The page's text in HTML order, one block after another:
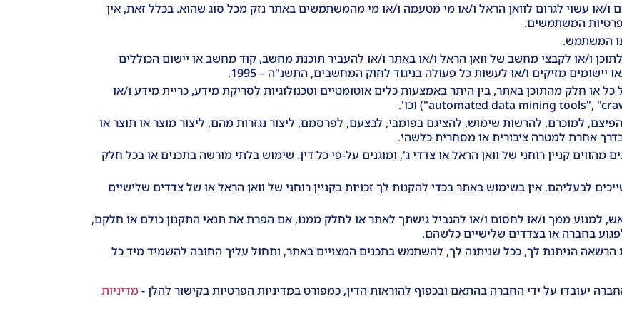
ו/או עשוי לגרום לוואן הראל ו/או מי מטעמה ו/או מי מהמשתמשים באתר נזק מכל סוג שהוא. בכלל זאת, אין
המשתמשים.
המשתמש.
ו/או לקבצי מחשב של וואן הראל ו/או באתר ו/או להעביר תוכנת מחשב, קוד מחשב או יישום הכוללים
יישומים מזיקים ו/או לעשות כל פעולה בניגוד לחוק המחשבים, התשנ"ה – 1995.
או חלק מהתוכן באתר, בין היתר באמצעות כלים אוטומטיים וטכנולוגיות לסריקת מידע, כריית מידע ו/או
למוכרם, להרשות שימוש, להציגם בפומבי, לבצעם, לפרסמם, ליצור נגזרות מהם, ליצור מוצר או תוצר או
אחרת למטרה ציבורית או מסחרית כלשהי.
קניין רוחני של וואן הראל או צדדי ג', ומוגנים על-פי כל דין. שימוש בלתי מורשה בתכנים או בכל חלק
לבעליהם. אין בשימוש באתר בכדי להקנות לך זכויות בקניין רוחני של וואן הראל או של צדדים שלישיים
למנוע ממך ו/או לחסום ו/או להגביל גישתך לאתר או לחלק ממנו, אם הפרת את תנאי התקנון כולם או חלקם,
בחברה או בצדדים שלישיים כלשהם.
הניתנת לך, ככל שניתנה לך, להשתמש בתכנים המצויים באתר, ותחול עליך החובה להשמיד מיד כל
יעובדו על ידי החברה בהתאם ובכפוף להוראות הדין, כמפורט במדיניות הפרטיות בקישור להלן -מדיניות